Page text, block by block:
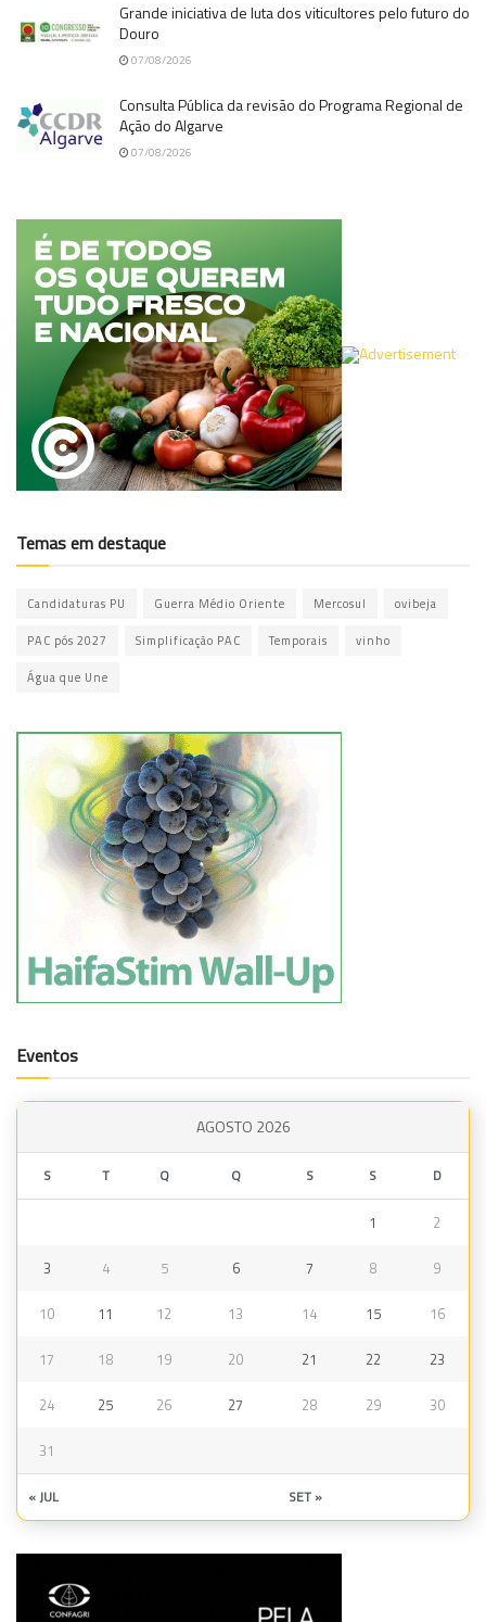
Grande iniciativa de luta dos viticultores pelo futuro do
Douro
07/08/2026
Consulta Pública da revisão do Programa Regional de
Ação do Algarve
07/08/2026
Temas em destaque
Candidaturas PU Guerra Médio Oriente Mercosul ovibeja
PAC pós 2027 Simplificação PAC Temporais vinho
Água que Une
Eventos
AGOSTO 2026
S T Q Q S S D
1 2
3 4 5 6 7 8 9
10 11 12 13 14 15 16
17 18 19 20 21 22 23
24 25 26 27 28 29 30
31
« JUL SET »